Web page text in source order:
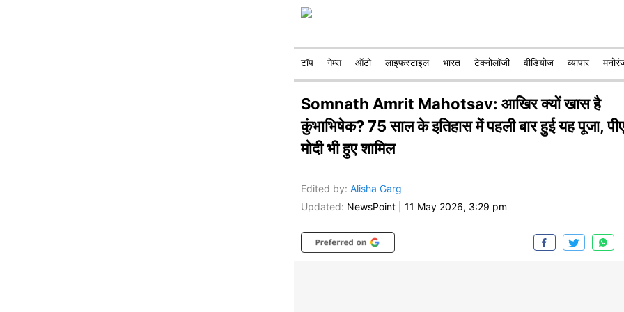
टॉप गेम्स ऑटो लाइफस्टाइल भारत टेक्नोलॉजी वीडियोज व्यापार
Somnath Amrit Mahotsav: आखिर क्यों खास है
कुंभाभिषेक? 75 साल के इतिहास में पहली बार हुई यह पूजा,
मोदी भी हुए शामिल
Edited by: Alisha Garg
Updated: NewsPoint 11 May 2026, 3:29 pm